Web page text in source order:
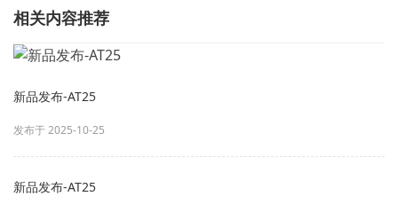
相关内容推荐
新品发布-AT25
发布于 2025-10-25
新品发布-AT25